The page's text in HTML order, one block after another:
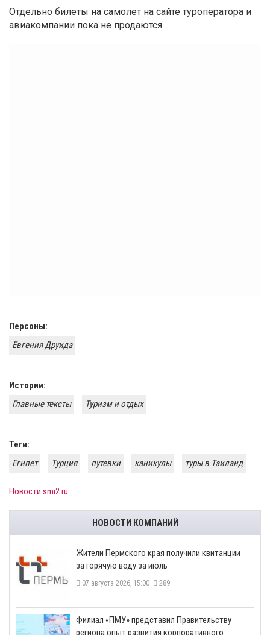
Отдельно билеты на самолет на сайте туроператора и
авиакомпании пока не продаются.
Персоны:
​Евгения Друида
Истории:
Главные тексты
Туризм и отдых
Теги:
Египет
Турция путевки каникулы туры в Таиланд
Новости smi2.ru
НОВОСТИ КОМПАНИЙ
​Жители Пермского края получили квитанции
за горячую воду за июль
07 августа 2026, 15:00 289
​Филиал «ПМУ» представил Правительству
региона опыт развития корпоративного